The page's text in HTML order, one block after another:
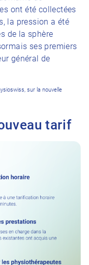
ont été collectées
la pression a été
de la sphère
ses premiers
général de
sur la nouvelle
tarif